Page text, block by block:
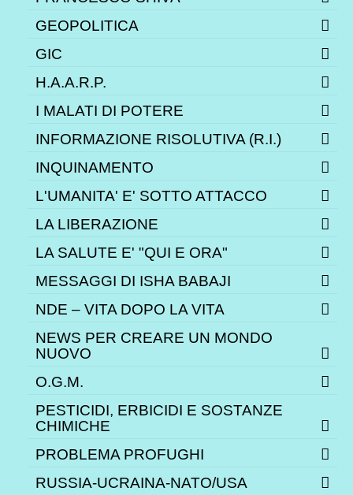
GEOPOLITICA
GIC
H.A.A.R.P.
I MALATI DI POTERE
INFORMAZIONE RISOLUTIVA (R.I.)
INQUINAMENTO
L'UMANITA' E' SOTTO ATTACCO
LA LIBERAZIONE
LA SALUTE E' "QUI E ORA"
MESSAGGI DI ISHA BABAJI
NDE – VITA DOPO LA VITA
NEWS PER CREARE UN MONDO
NUOVO
O.G.M.
PESTICIDI, ERBICIDI E SOSTANZE
CHIMICHE
PROBLEMA PROFUGHI
RUSSIA-UCRAINA-NATO/USA